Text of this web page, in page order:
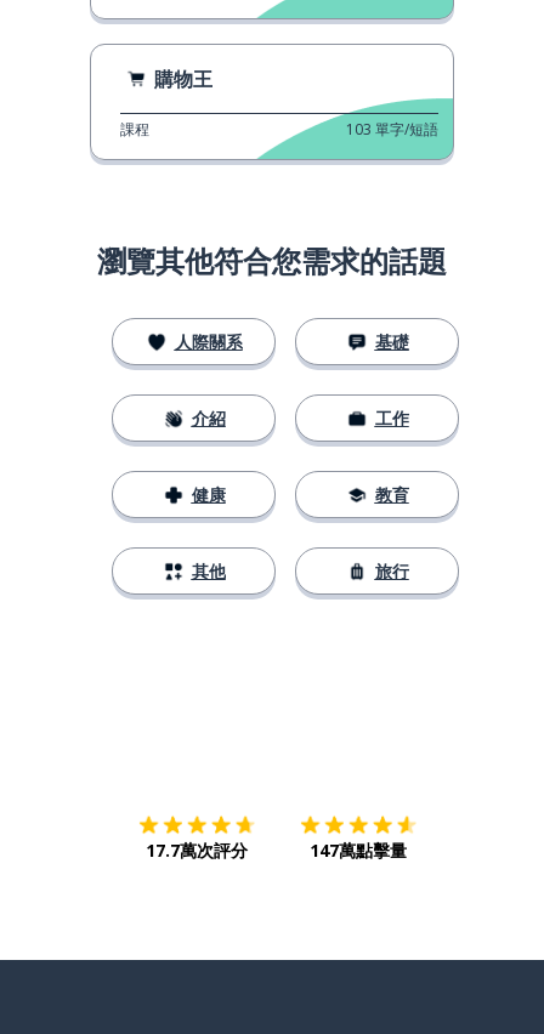
購物王
課程 103 單字/短語
瀏覽其他符合您需求的話題
人際關系
介紹
健康
其他
基礎
工作
教育
旅行
17.7萬次評分 147萬點擊量